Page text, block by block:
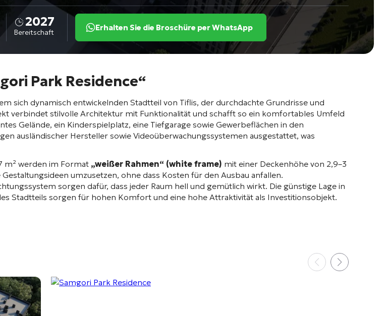
2027
Bereitschaft Erhalten Sie die Broschüre per WhatsApp
Park Residence“
sich dynamisch entwickelnden Stadtteil von Tiflis, der durchdachte Grundrisse und
verbindet stilvolle Architektur mit Funktionalität und schafft so ein komfortables Umfeld
Gelände, ein Kinderspielplatz, eine Tiefgarage sowie Gewerbeflächen in den
ausländischer Hersteller sowie Videoüberwachungssystemen ausgestattet, was
m² werden im Format „weißer Rahmen“ (white frame) mit einer Deckenhöhe von 2,9–3
umzusetzen, ohne dass Kosten für den Ausbau anfallen.
sorgen dafür, dass jeder Raum hell und gemütlich wirkt. Die günstige Lage in
Stadtteils sorgen für hohen Komfort und eine hohe Attraktivität als Investitionsobjekt.